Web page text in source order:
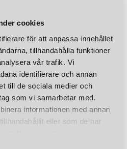
cookies
för att anpassa innehållet
tillhandahålla funktioner
vår trafik. Vi
identifierare och annan
till de sociala medier och
som vi samarbetar med.
informationen med annan
eller som de har